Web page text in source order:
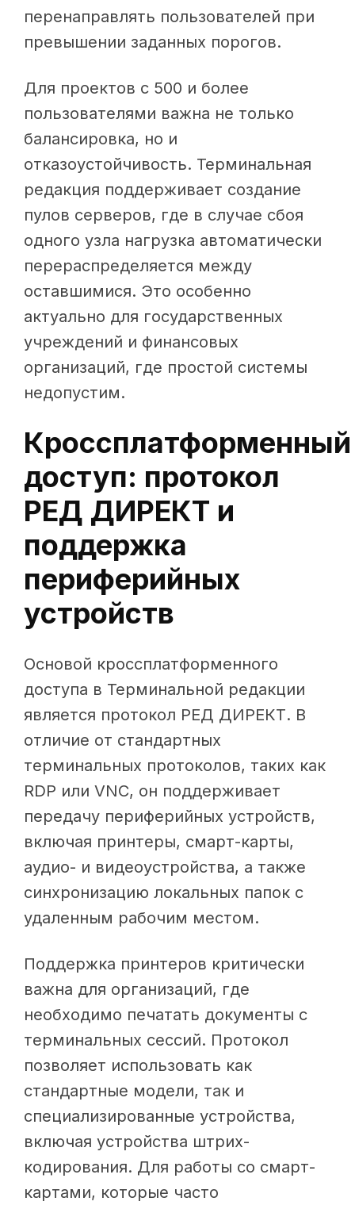
перенаправлять пользователей при
превышении заданных порогов.
Для проектов с 500 и более
пользователями важна не только
балансировка, но и
отказоустойчивость. Терминальная
редакция поддерживает создание
пулов серверов, где в случае сбоя
одного узла нагрузка автоматически
перераспределяется между
оставшимися. Это особенно
актуально для государственных
учреждений и финансовых
организаций, где простой системы
недопустим.
Кроссплатформенный
доступ: протокол
РЕД ДИРЕКТ и
поддержка
периферийных
устройств
Основой кроссплатформенного
доступа в Терминальной редакции
является протокол РЕД ДИРЕКТ. В
отличие от стандартных
терминальных протоколов, таких как
RDP или VNC, он поддерживает
передачу периферийных устройств,
включая принтеры, смарт-карты,
аудио- и видеоустройства, а также
синхронизацию локальных папок с
удаленным рабочим местом.
Поддержка принтеров критически
важна для организаций, где
необходимо печатать документы с
терминальных сессий. Протокол
позволяет использовать как
стандартные модели, так и
специализированные устройства,
включая устройства штрих-
кодирования. Для работы со смарт-
картами, которые часто